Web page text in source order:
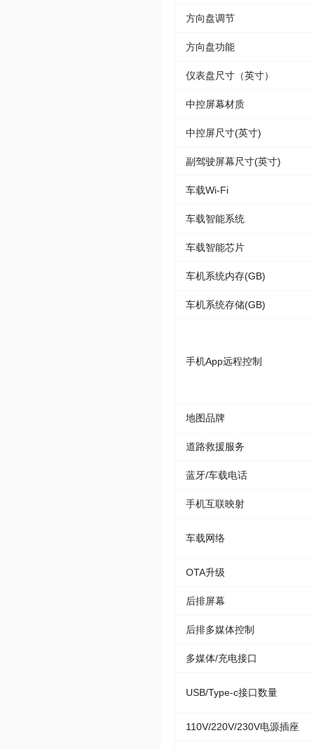
方向盘调节
方向盘功能
仪表盘尺寸（英寸）
中控屏幕材质
中控屏尺寸(英寸)
副驾驶屏幕尺寸(英寸)
车载Wi-Fi
车载智能系统
车载智能芯片
车机系统内存(GB)
车机系统存储(GB)
手机App远程控制
地图品牌
道路救援服务
蓝牙/车载电话
手机互联映射
车载网络
OTA升级
后排屏幕
后排多媒体控制
多媒体/充电接口
USB/Type-c接口数量
110V/220V/230V电源插座